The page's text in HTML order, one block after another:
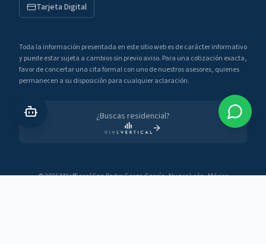
Tarjeta Digital
Toda la información presentada en este sitio web es de carácter informativo
y puede estar sujeta a cambios sin previo aviso. Para una cotización exacta,
favor de concertar una cita formal con uno de nuestros asesores, quienes
permanecen a su disposición para cualquier aclaración.
¿Buscas residencial?
©2026MXoffices|San Pedro Garza García, Nuevo León, México